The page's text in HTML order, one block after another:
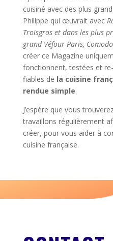
cuisiné avec des plus
Philippe qui œuvrait avec
Troisgros et dans les plus
grand Véfour Paris,
créer ce Magazine
fonctionnent, testées et
fiables de la cuisine
rendue simple.
J’espère que vous
travaillons régulièrement
créer, pour vous aider à
cuisine française.